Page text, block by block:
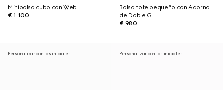
Minibolso cubo con Web
€ 1.100
Bolso tote pequeño con Adorno
de Doble G
€ 980
Personalizar con las iniciales Personalizar con las iniciales